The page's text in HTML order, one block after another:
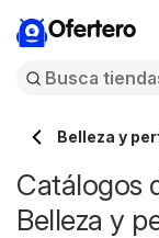
Ofertero
Belleza y
Catálogos
Belleza y